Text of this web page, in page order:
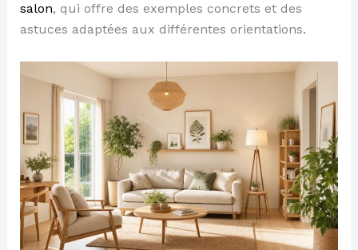
salon, qui offre des exemples concrets et des
astuces adaptées aux différentes orientations.